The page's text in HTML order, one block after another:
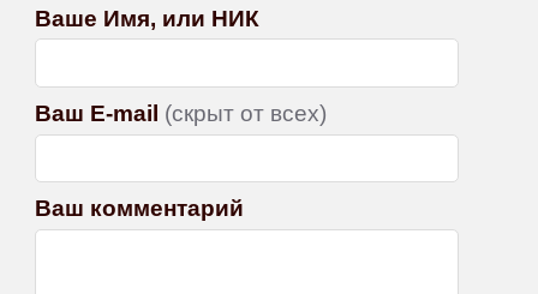
Ваше Имя, или НИК
Ваш E-mail (скрыт от всех)
Ваш комментарий